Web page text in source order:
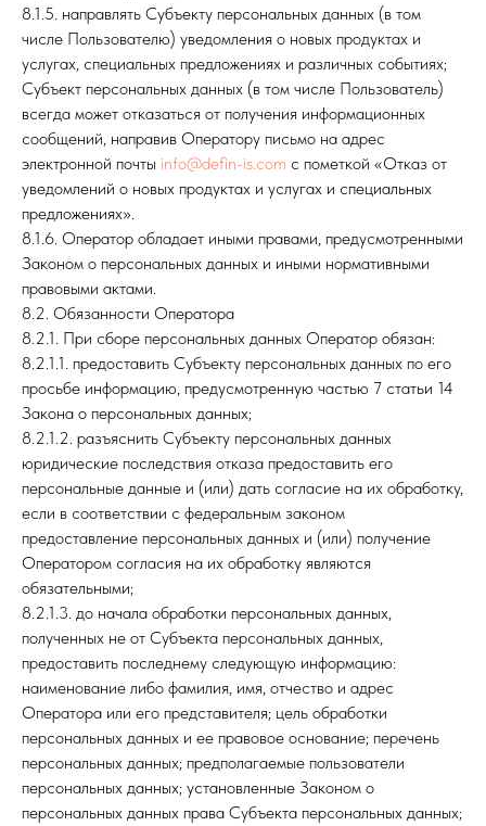
8.1.5. направлять Субъекту персональных данных (в том
числе Пользователю) уведомления о новых продуктах и
услугах, специальных предложениях и различных событиях;
Субъект персональных данных (в том числе Пользователь)
всегда может отказаться от получения информационных
сообщений, направив Оператору письмо на адрес
электронной почты info@defin-is.com с пометкой «Отказ от
уведомлений о новых продуктах и услугах и специальных
предложениях».
8.1.6. Оператор обладает иными правами, предусмотренными
Законом о персональных данных и иными нормативными
правовыми актами.
8.2. Обязанности Оператора
8.2.1. При сборе персональных данных Оператор обязан:
8.2.1.1. предоставить Субъекту персональных данных по его
просьбе информацию, предусмотренную частью 7 статьи 14
Закона о персональных данных;
8.2.1.2. разъяснить Субъекту персональных данных
юридические последствия отказа предоставить его
персональные данные и (или) дать согласие на их обработку,
если в соответствии с федеральным законом
предоставление персональных данных и (или) получение
Оператором согласия на их обработку являются
обязательными;
8.2.1.3. до начала обработки персональных данных,
полученных не от Субъекта персональных данных,
предоставить последнему следующую информацию:
наименование либо фамилия, имя, отчество и адрес
Оператора или его представителя; цель обработки
персональных данных и ее правовое основание; перечень
персональных данных; предполагаемые пользователи
персональных данных; установленные Законом о
персональных данных права Субъекта персональных данных;